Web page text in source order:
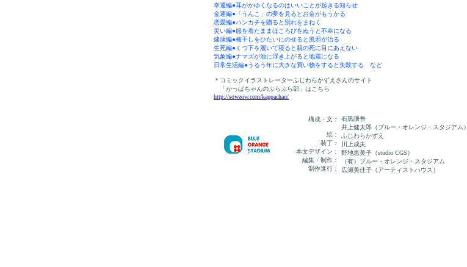
幸運編●耳がかゆくなるのはいいことが起きる知らせ
金運編●「うんこ」の夢を見るとお金がもうかる
恋愛編●ハンカチを贈ると別れをまねく
災い編●服を着たままほころびをぬうと不幸になる
健康編●梅干しをひたいにのせると風邪が治る
生死編●くつ下を履いて寝ると親の死に目にあえない
気象編●ナマズが池に浮き上がると地震になる
日常生活編●うるう年に大きな買い物をすると失敗する など
＊コミックイラストレーターふじわらかずえさんのサイト
「かっぱちゃんのぶらぶら部」はこちら
http://sowzow.com/kappachan/
構成・文：
絵：
装丁：
本文デザイン：
編集・制作：
制作進行：
石黒謙吾
井上健太郎（ブルー・オレンジ・スタジアム）
ふじわらかずえ
川上成夫
野地恵美子（studio CGS）
（有）ブルー・オレンジ・スタジアム
広瀬美佳子（アーティストハウス）